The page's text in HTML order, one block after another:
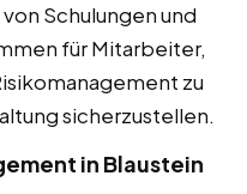
Schulungen und
für Mitarbeiter,
zu
sicherzustellen.
in Blaustein